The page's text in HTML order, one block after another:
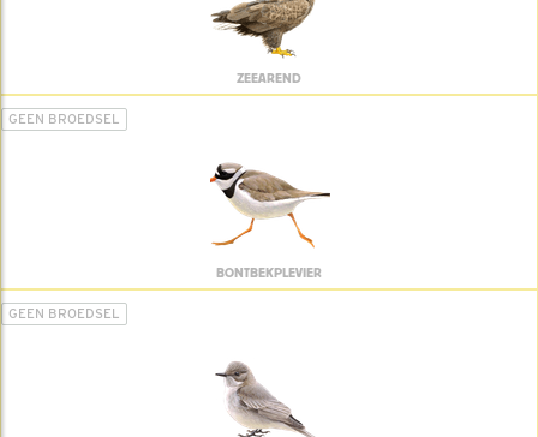
ZEEAREND
GEEN BROEDSEL
BONTBEKPLEVIER
GEEN BROEDSEL